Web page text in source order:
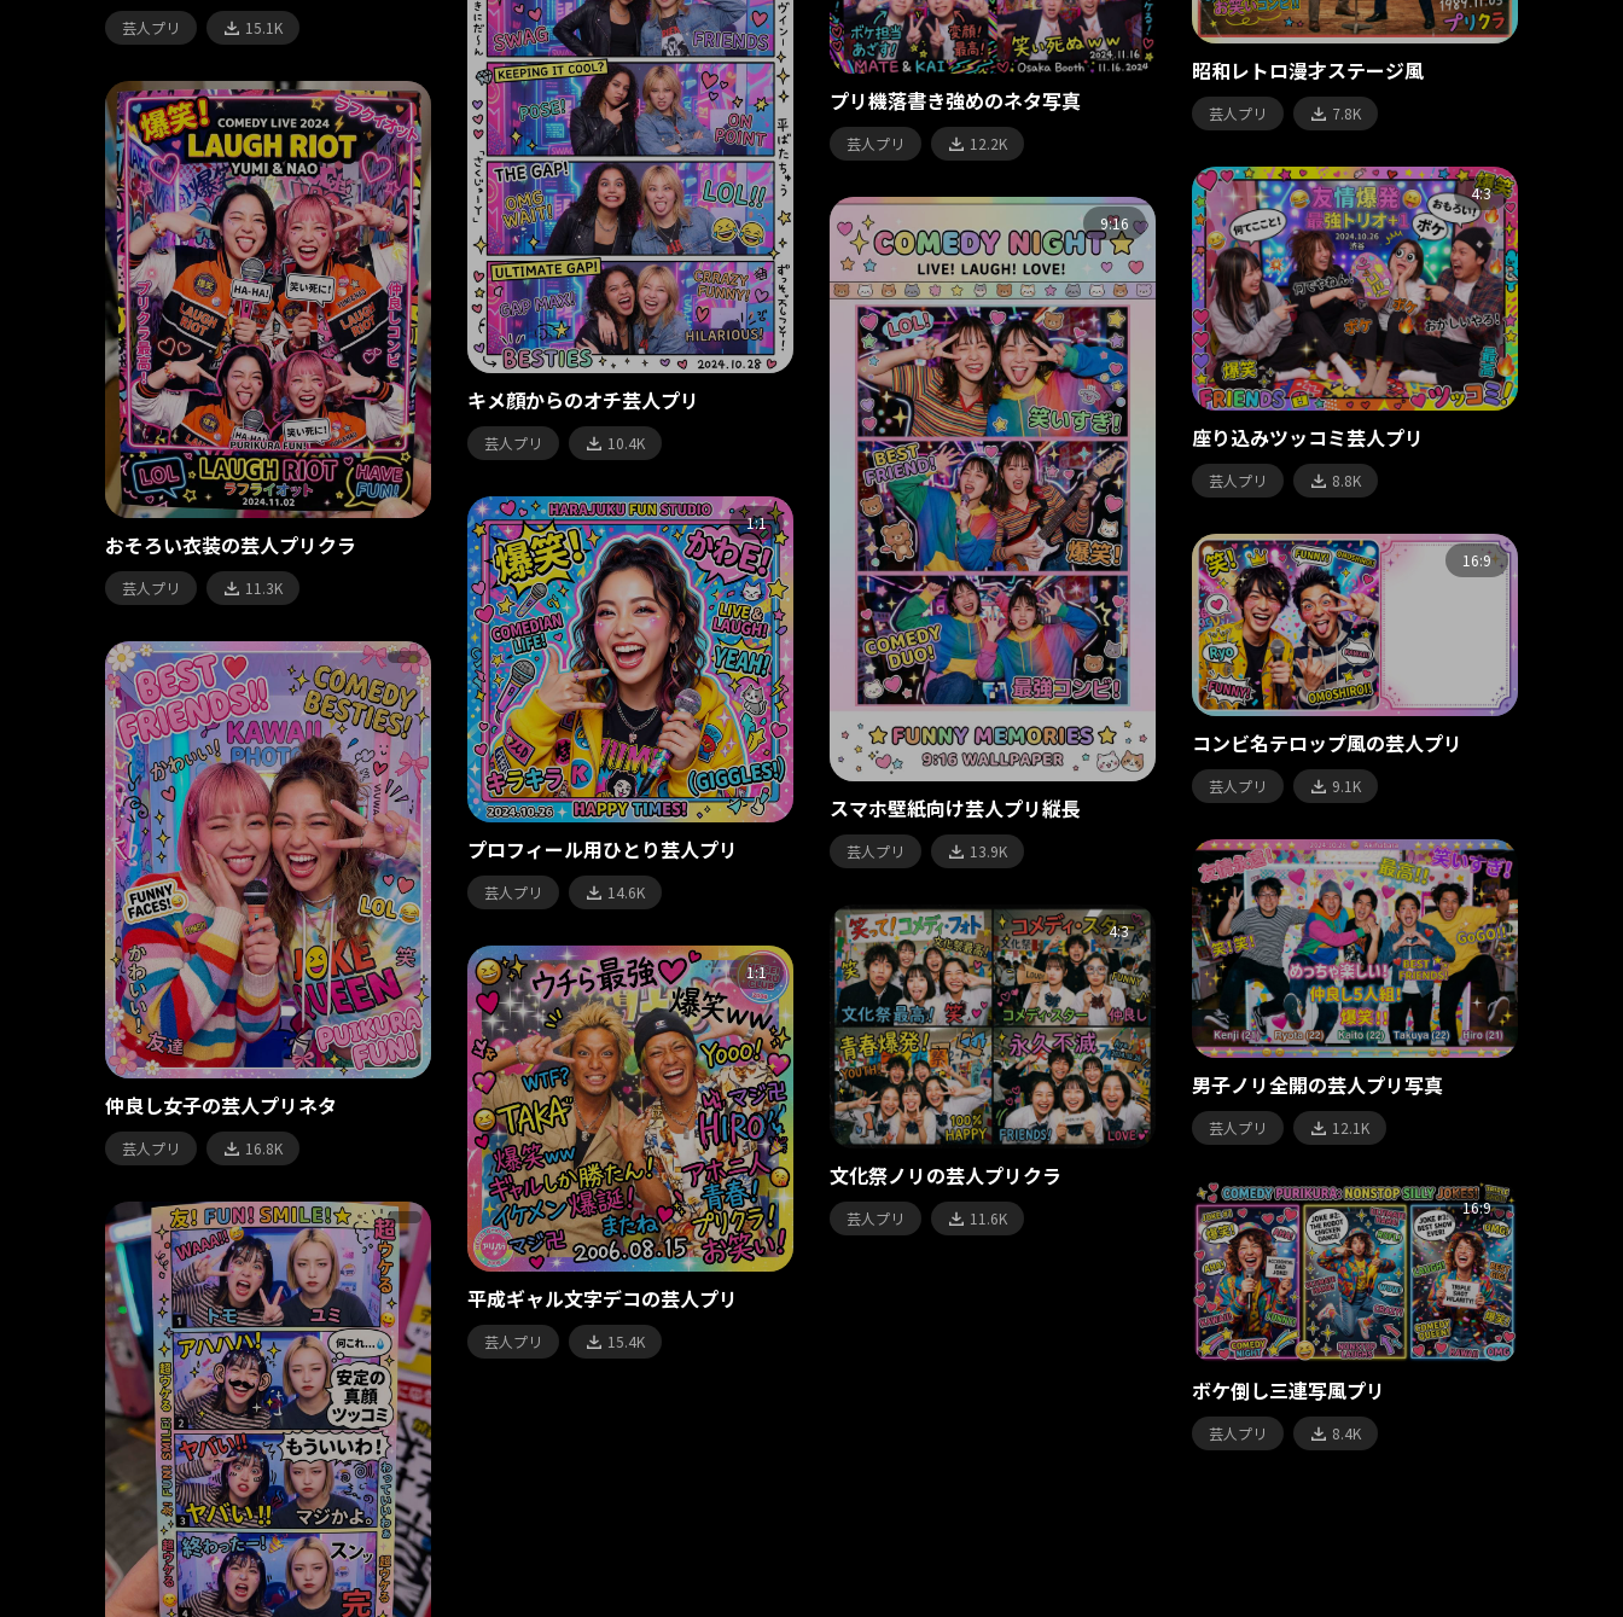
芸人プリ 15.1K
昭和レトロ漫才ステージ風
芸人プリ 7.8K
プリ機落書き強めのネタ写真
芸人プリ 12.2K
キメ顔からのオチ芸人プリ
芸人プリ 10.4K
おそろい衣装の芸人プリクラ
芸人プリ 11.3K
4:3
座り込みツッコミ芸人プリ
芸人プリ 8.8K
9:16
スマホ壁紙向け芸人プリ縦長
芸人プリ 13.9K
1:1
プロフィール用ひとり芸人プリ
芸人プリ 14.6K
16:9
コンビ名テロップ風の芸人プリ
芸人プリ 9.1K
仲良し女子の芸人プリネタ
芸人プリ 16.8K
男子ノリ全開の芸人プリ写真
芸人プリ 12.1K
4:3
文化祭ノリの芸人プリクラ
芸人プリ 11.6K
1:1
平成ギャル文字デコの芸人プリ
芸人プリ 15.4K
16:9
ボケ倒し三連写風プリ
芸人プリ 8.4K